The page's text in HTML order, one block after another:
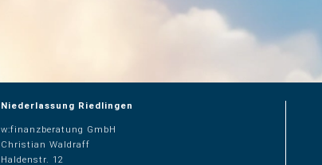
Niederlassung Riedlingen
w:finanzberatung GmbH
Christian Waldraff
Haldenstr. 12